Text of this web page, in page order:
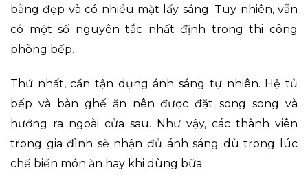
bằng đẹp và có nhiều mặt lấy sáng. Tuy nhiên, vẫn
có một số nguyên tắc nhất định trong thi công
phòng bếp.
Thứ nhất, cần tận dụng ánh sáng tự nhiên. Hệ tủ
bếp và bàn ghế ăn nên được đặt song song và
hướng ra ngoài cửa sau. Như vậy, các thành viên
trong gia đình sẽ nhận đủ ánh sáng dù trong lúc
chế biến món ăn hay khi dùng bữa.